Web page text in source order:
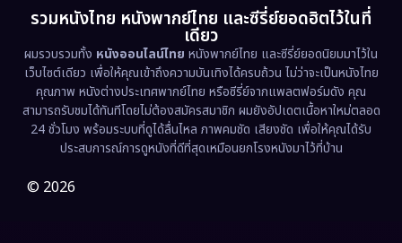
Family ครอบครัว (370)
Fantasy จินตนาการ (333)
Fiction (9)
Film (57)
Gothic
รวมหนังไทย หนังพากย์ไทย และซีรี่ย์ยอดฮิตไว้ในที่
เดียว
ผมรวบรวมทั้ง หนังออนไลน์ไทย หนังพากย์ไทย และซีรี่ย์ยอดนิยมมาไว้ใน
เว็บไซต์เดียว เพื่อให้คุณเข้าถึงความบันเทิงได้ครบถ้วน ไม่ว่าจะเป็นหนังไทย
คุณภาพ หนังต่างประเทศพากย์ไทย หรือซีรี่ย์จากแพลตฟอร์มดัง คุณ
สามารถรับชมได้ทันทีโดยไม่ต้องสมัครสมาชิก ผมยังอัปเดตเนื้อหาใหม่ตลอด
24 ชั่วโมง พร้อมระบบที่ดูได้ลื่นไหล ภาพคมชัด เสียงชัด เพื่อให้คุณได้รับ
ประสบการณ์การดูหนังที่ดีที่สุดเหมือนยกโรงหนังมาไว้ที่บ้าน
© 2026